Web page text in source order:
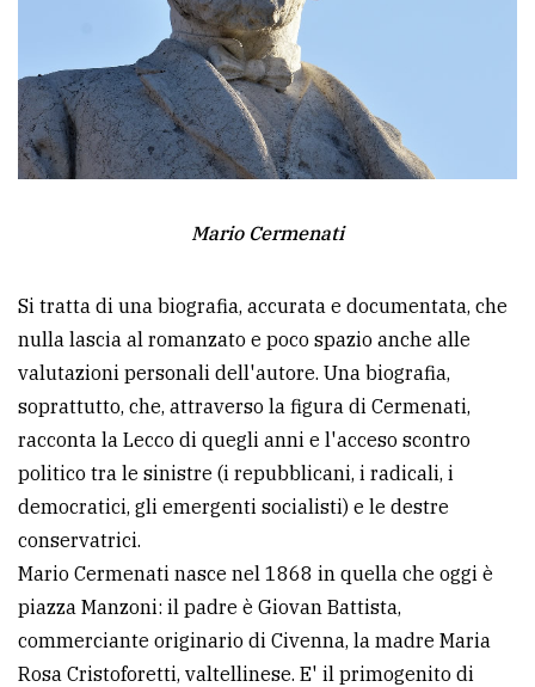
Mario Cermenati
Si tratta di una biografia, accurata e documentata, che
nulla lascia al romanzato e poco spazio anche alle
valutazioni personali dell'autore. Una biografia,
soprattutto, che, attraverso la figura di Cermenati,
racconta la Lecco di quegli anni e l'acceso scontro
politico tra le sinistre (i repubblicani, i radicali, i
democratici, gli emergenti socialisti) e le destre
conservatrici.
Mario Cermenati nasce nel 1868 in quella che oggi è
piazza Manzoni: il padre è Giovan Battista,
commerciante originario di Civenna, la madre Maria
Rosa Cristoforetti, valtellinese. E' il primogenito di